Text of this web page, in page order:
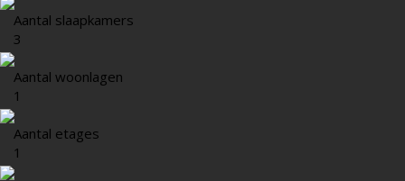
Aantal slaapkamers
3
Aantal woonlagen
1
Aantal etages
1